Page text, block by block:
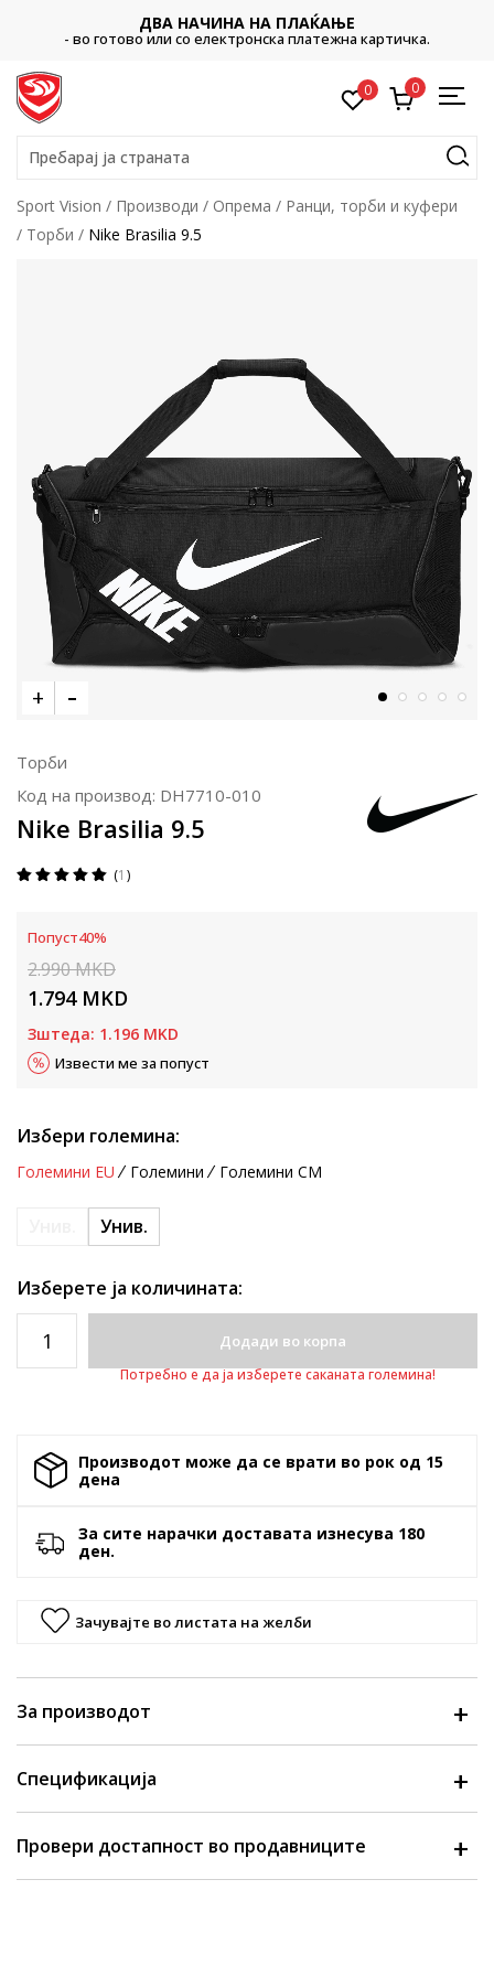
ДВА НАЧИНА НА ПЛАЌАЊЕ
- во готово или со електронска платежна картичка.
0 0
Пребарај ја страната
Sport Vision Производи Опрема
Ранци, торби и куфери
Торби
Nike Brasilia 9.5
Торби
Код на производ: DH7710-010
Nike Brasilia 9.5
1
Попуст40%
2.990MKD
1.794 MKD
Зштеда: 1.196 MKD
Извести ме за попуст
Избери големина:
Големини EU Големини Големини CM
Унив.
Изберете ја количината:
Додади во корпа
Потребно е да ја изберете саканата големина!
Производот може да се врати во рок од 15
денa
За сите нарачки доставата изнесува 180
ден.
Зачувајте во листата на желби
За производот
Спецификација
Провери достапност во продавниците